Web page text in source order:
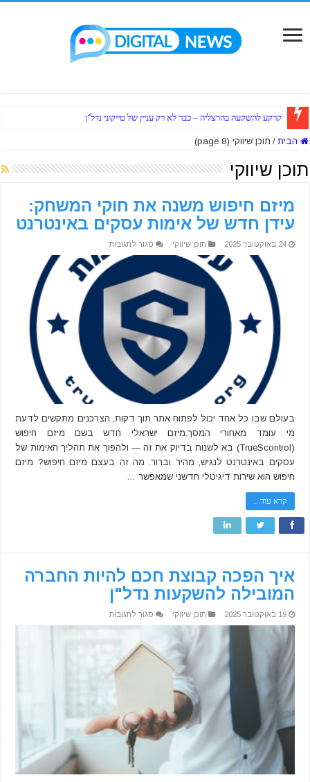
קרקע להשקעה בהרצליה – כבר לא רק עניין של טייקוני נדל"ן
הבית / תוכן שיווקי (page 8)
תוכן שיווקי
מיזם חיפוש משנה את חוקי המשחק:
עידן חדש של אימות עסקים באינטרנט
24 באוקטובר 2025 תוכן שיווקי סגור לתגובותעל
חיפוש
משנה
את
חוקי
המשחק:
עסקים
באינטרנט
בעולם שבו כל אחד יכול לפתוח אתר תוך דקות, הצרכנים מתקשים לדעת
מי עומד מאחורי המסך.מיזם ישראלי חדש בשם מיזם חיפוש
(TrueScontrol) בא לשנות בדיוק את זה — ולהפוך את תהליך האימות של
עסקים באינטרנט לנגיש, מהיר וברור. מה זה בעצם מיזם חיפוש? מיזם
חיפוש הוא שירות דיגיטלי חדשני שמאפשר …
קרא עוד...
איך הפכה קבוצת חכם להיות החברה
המובילה להשקעות נדל"ן
19 באוקטובר 2025 תוכן שיווקי סגור לתגובותעל
הפכה
המובילה